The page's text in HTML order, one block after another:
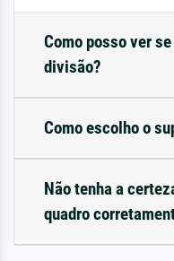
Como posso ver
divisão?
Como escolho o
Não tenha a
quadro